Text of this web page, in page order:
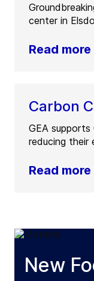
center in
Read more
Carbon
GEA supports
reducing their
Read more
New